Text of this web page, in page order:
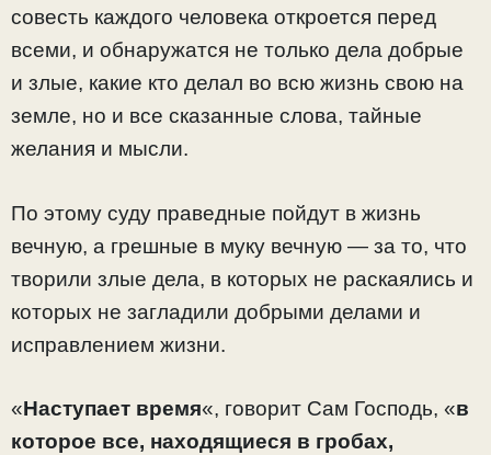
совесть каждого человека откроется перед
всеми, и обнаружатся не только дела добрые
и злые, какие кто делал во всю жизнь свою на
земле, но и все сказанные слова, тайные
желания и мысли.
По этому суду праведные пойдут в жизнь
вечную, а грешные в муку вечную — за то, что
творили злые дела, в которых не раскаялись и
которых не загладили добрыми делами и
исправлением жизни.
«Наступает время«, говорит Сам Господь, «в
которое все, находящиеся в гробах,